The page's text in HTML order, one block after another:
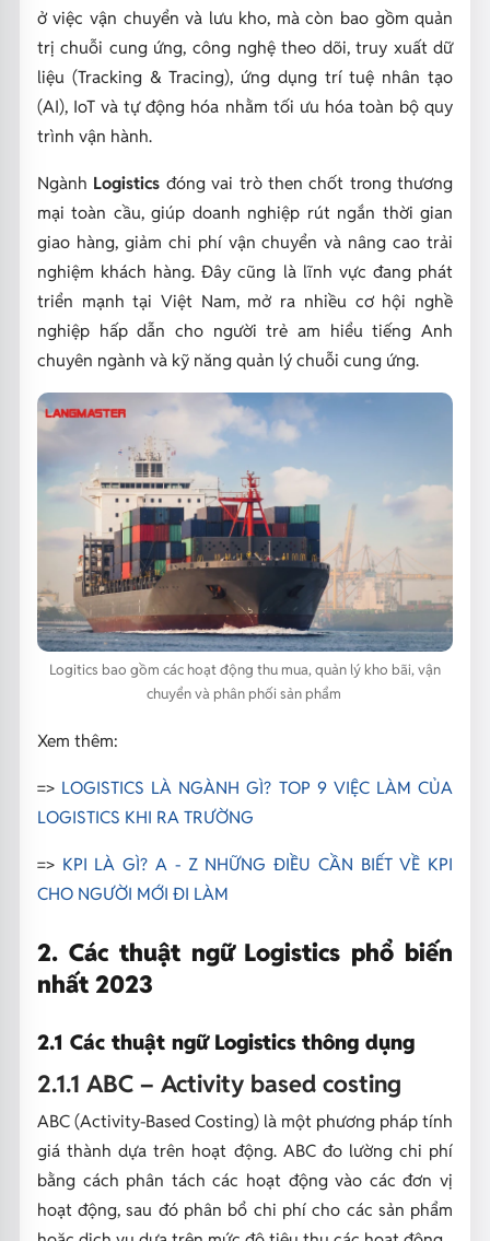
ở việc vận chuyển và lưu kho, mà còn bao gồm quản
trị chuỗi cung ứng, công nghệ theo dõi, truy xuất dữ
liệu (Tracking & Tracing), ứng dụng trí tuệ nhân tạo
(AI), IoT và tự động hóa nhằm tối ưu hóa toàn bộ quy
trình vận hành.
Ngành Logistics đóng vai trò then chốt trong thương
mại toàn cầu, giúp doanh nghiệp rút ngắn thời gian
giao hàng, giảm chi phí vận chuyển và nâng cao trải
nghiệm khách hàng. Đây cũng là lĩnh vực đang phát
triển mạnh tại Việt Nam, mở ra nhiều cơ hội nghề
nghiệp hấp dẫn cho người trẻ am hiểu tiếng Anh
chuyên ngành và kỹ năng quản lý chuỗi cung ứng.
Logitics bao gồm các hoạt động thu mua, quản lý kho bãi, vận
chuyển và phân phối sản phẩm
Xem thêm:
=> LOGISTICS LÀ NGÀNH GÌ? TOP 9 VIỆC LÀM CỦA
LOGISTICS KHI RA TRƯỜNG
=> KPI LÀ GÌ? A - Z NHỮNG ĐIỀU CẦN BIẾT VỀ KPI
CHO NGƯỜI MỚI ĐI LÀM
2. Các thuật ngữ Logistics phổ biến
nhất 2023
2.1 Các thuật ngữ Logistics thông dụng
2.1.1 ABC – Activity based costing
ABC (Activity-Based Costing) là một phương pháp tính
giá thành dựa trên hoạt động. ABC đo lường chi phí
bằng cách phân tách các hoạt động vào các đơn vị
hoạt động, sau đó phân bổ chi phí cho các sản phẩm